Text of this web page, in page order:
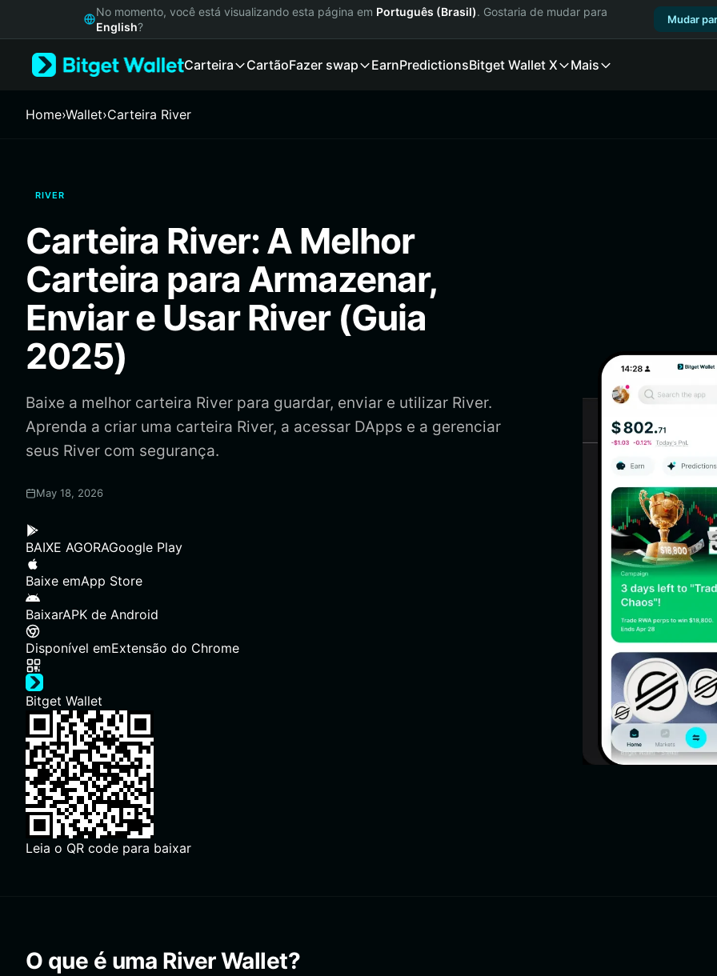
Русский
Italiano
繁體中文
Bahasa Indonesia
ภาษาไทย
Español
Português (Brasil)
Español (Argentina)
No momento, você está visualizando esta página em Português (Brasil). Gostaria de mudar para
English?
Mudar
Carteira CartãoFazer swap EarnPredictionsBitget Wallet X Mais
Home›Wallet›Carteira River
RIVER
Carteira River: A Melhor
Carteira para Armazenar,
Enviar e Usar River (Guia
2025)
Baixe a melhor carteira River para guardar, enviar e utilizar River.
Aprenda a criar uma carteira River, a acessar DApps e a gerenciar
seus River com segurança.
May 18, 2026
BAIXE AGORAGoogle Play
Baixe emApp Store
BaixarAPK de Android
Disponível emExtensão do Chrome
Bitget Wallet
Leia o QR code para baixar
O que é uma River Wallet?